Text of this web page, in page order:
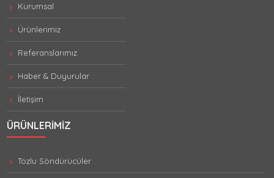
Kurumsal
Ürünlerimiz
Referanslarımız
Haber & Duyurular
İletişim
ÜRÜNLERIMIZ
Tozlu Söndürücüler